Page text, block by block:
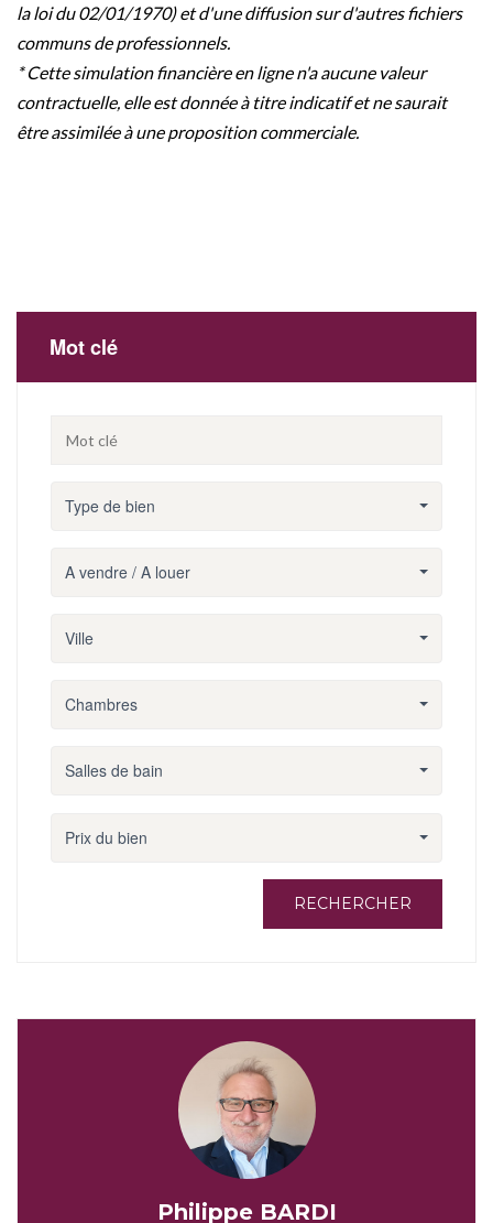
la loi du 02/01/1970) et d'une diffusion sur d'autres fichiers
communs de professionnels.
* Cette simulation financière en ligne n'a aucune valeur
contractuelle, elle est donnée à titre indicatif et ne saurait
être assimilée à une proposition commerciale.
Mot clé
Type de bien
A vendre / A louer
Ville
Chambres
Salles de bain
Prix du bien
RECHERCHER
Philippe BARDI